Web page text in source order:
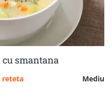
cu smantana
Mediu